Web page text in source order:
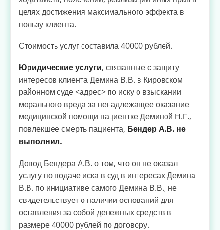
целях достижения максимального эффекта в
пользу клиента.
Стоимость услуг составила 40000 рублей.
Юридические услуги, связанные с защиту
интересов клиента Демина В.В. в Кировском
районном суде <адрес> по иску о взыскании
морального вреда за ненадлежащее оказание
медицинской помощи пациентке Деминой Н.Г.,
повлекшее смерть пациента, Бендер А.В. не
выполнил.
Довод Бендера А.В. о том, что он не оказал
услугу по подаче иска в суд в интересах Демина
В.В. по инициативе самого Демина В.В., не
свидетельствует о наличии оснований для
оставления за собой денежных средств в
размере 40000 рублей по договору.